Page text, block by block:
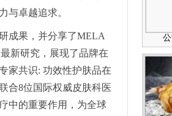
与卓越追求。
成果，并分享了MELA
新研究，展现了品牌在
家共识: 功效性护肤品在
合8位国际权威皮肤科医
中的重要作用，为全球